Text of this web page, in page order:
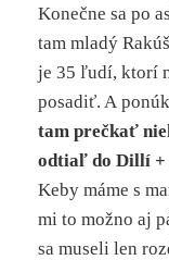
Konečne sa po
tam mladý
je 35 ľudí, ktorí
posadiť. A
tam prečkať
odtiaľ do Dillí +
Keby máme s
mi to možno aj
sa museli len